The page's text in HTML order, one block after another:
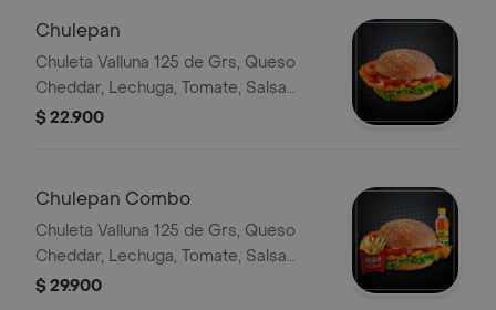
Chulepan
Chuleta Valluna 125 de Grs, Queso
Cheddar, Lechuga, Tomate, Salsa
Tártara
$ 22.900
Chulepan Combo
Chuleta Valluna 125 de Grs, Queso
Cheddar, Lechuga, Tomate, Salsa
Tártara, Porción de Papa Francesa,
$ 29.900